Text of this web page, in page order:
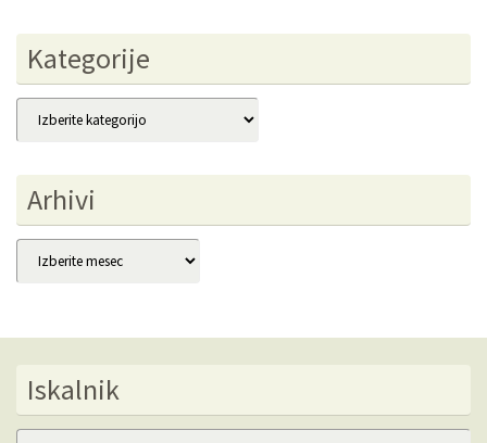
Kategorije
Kategorije
Arhivi
Arhivi
Iskalnik